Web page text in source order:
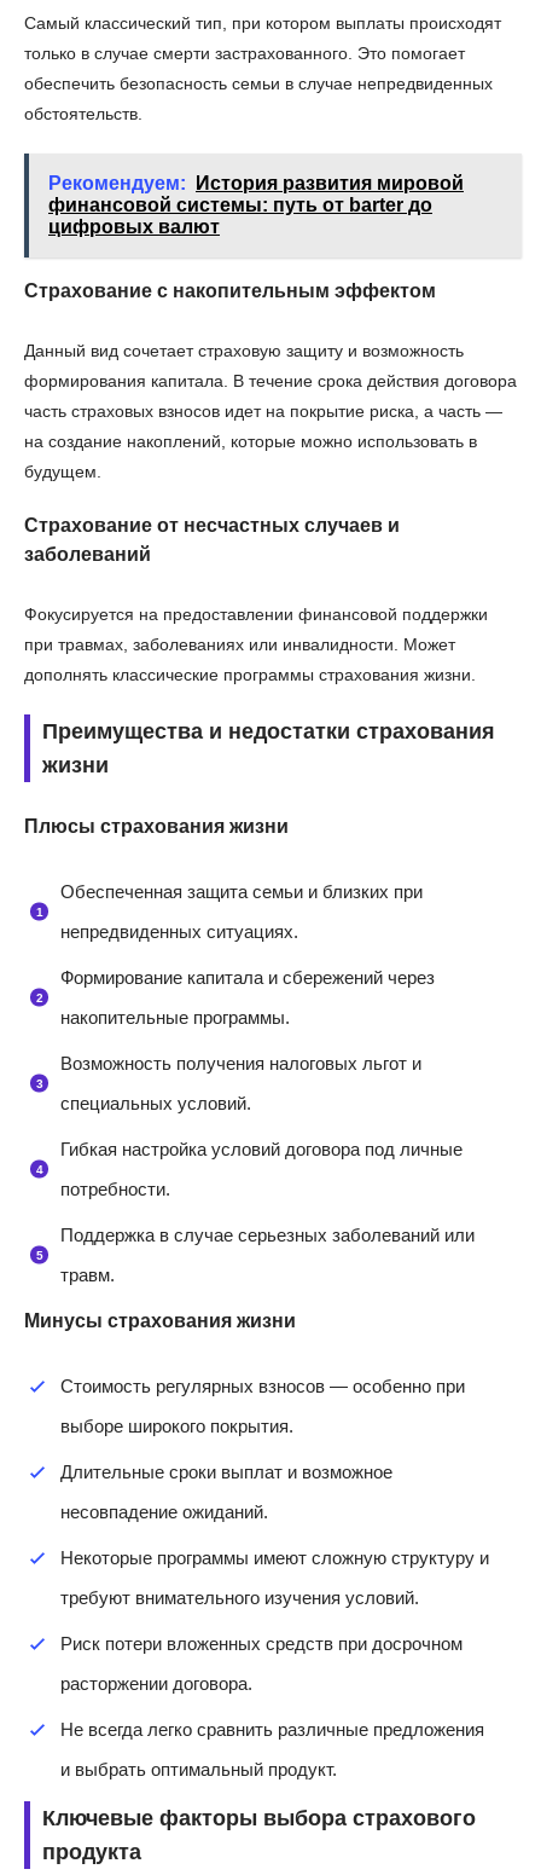
Самый классический тип, при котором выплаты происходят
только в случае смерти застрахованного. Это помогает
обеспечить безопасность семьи в случае непредвиденных
обстоятельств.
Рекомендуем:
История развития мировой
финансовой системы: путь от barter до
цифровых валют
Страхование с накопительным эффектом
Данный вид сочетает страховую защиту и возможность
формирования капитала. В течение срока действия договора
часть страховых взносов идет на покрытие риска, а часть —
на создание накоплений, которые можно использовать в
будущем.
Страхование от несчастных случаев и
заболеваний
Фокусируется на предоставлении финансовой поддержки
при травмах, заболеваниях или инвалидности. Может
дополнять классические программы страхования жизни.
Преимущества и недостатки страхования
жизни
Плюсы страхования жизни
Обеспеченная защита семьи и близких при
непредвиденных ситуациях.
Формирование капитала и сбережений через
накопительные программы.
Возможность получения налоговых льгот и
специальных условий.
Гибкая настройка условий договора под личные
потребности.
Поддержка в случае серьезных заболеваний или
травм.
Минусы страхования жизни
Стоимость регулярных взносов — особенно при
выборе широкого покрытия.
Длительные сроки выплат и возможное
несовпадение ожиданий.
Некоторые программы имеют сложную структуру и
требуют внимательного изучения условий.
Риск потери вложенных средств при досрочном
расторжении договора.
Не всегда легко сравнить различные предложения
и выбрать оптимальный продукт.
Ключевые факторы выбора страхового
продукта